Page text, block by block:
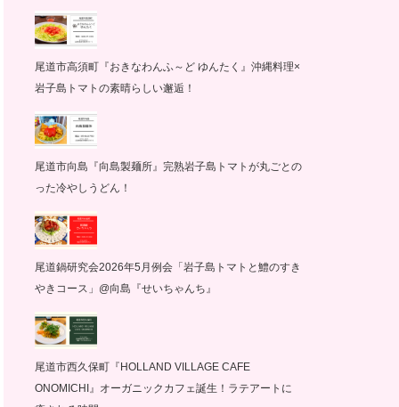
尾道市高須町『おきなわんふ～ど ゆんたく』沖縄料理×
岩子島トマトの素晴らしい邂逅！
尾道市向島『向島製麺所』完熟岩子島トマトが丸ごとの
った冷やしうどん！
尾道鍋研究会2026年5月例会「岩子島トマトと鱧のすき
やきコース」@向島『せいちゃんち』
尾道市西久保町『HOLLAND VILLAGE CAFE
ONOMICHI』オーガニックカフェ誕生！ラテアートに